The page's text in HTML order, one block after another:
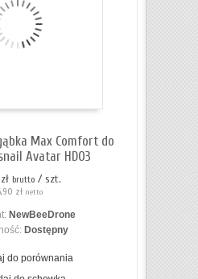
Max Comfort do
Avatar HDO3
brutto / szt.
zł netto
NewBeeDrone
Dostępny
do porównania